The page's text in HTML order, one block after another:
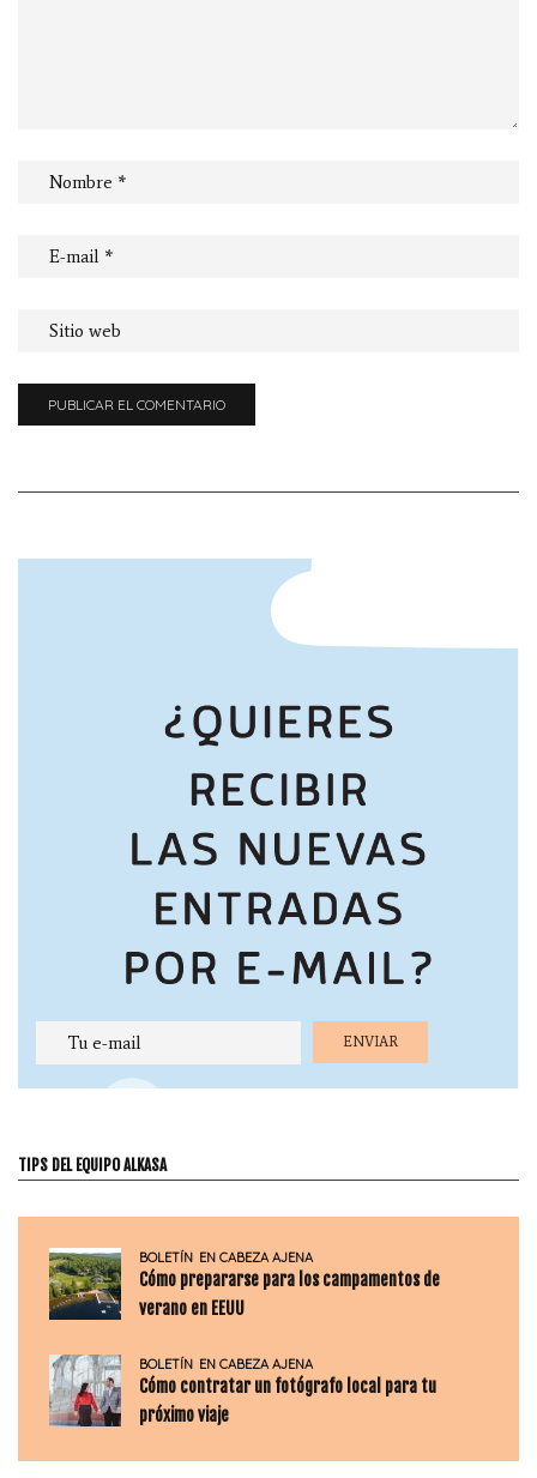
TIPS DEL EQUIPO ALKASA
BOLETÍN EN CABEZA AJENA
Cómo prepararse para los campamentos de
verano en EEUU
BOLETÍN EN CABEZA AJENA
Cómo contratar un fotógrafo local para tu
próximo viaje